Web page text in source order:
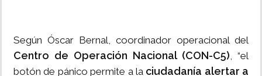
Según Óscar Bernal, coordinador operacional del
Centro de Operación Nacional (CON-C5), “el
botón de pánico permite a la ciudadanía alertar a